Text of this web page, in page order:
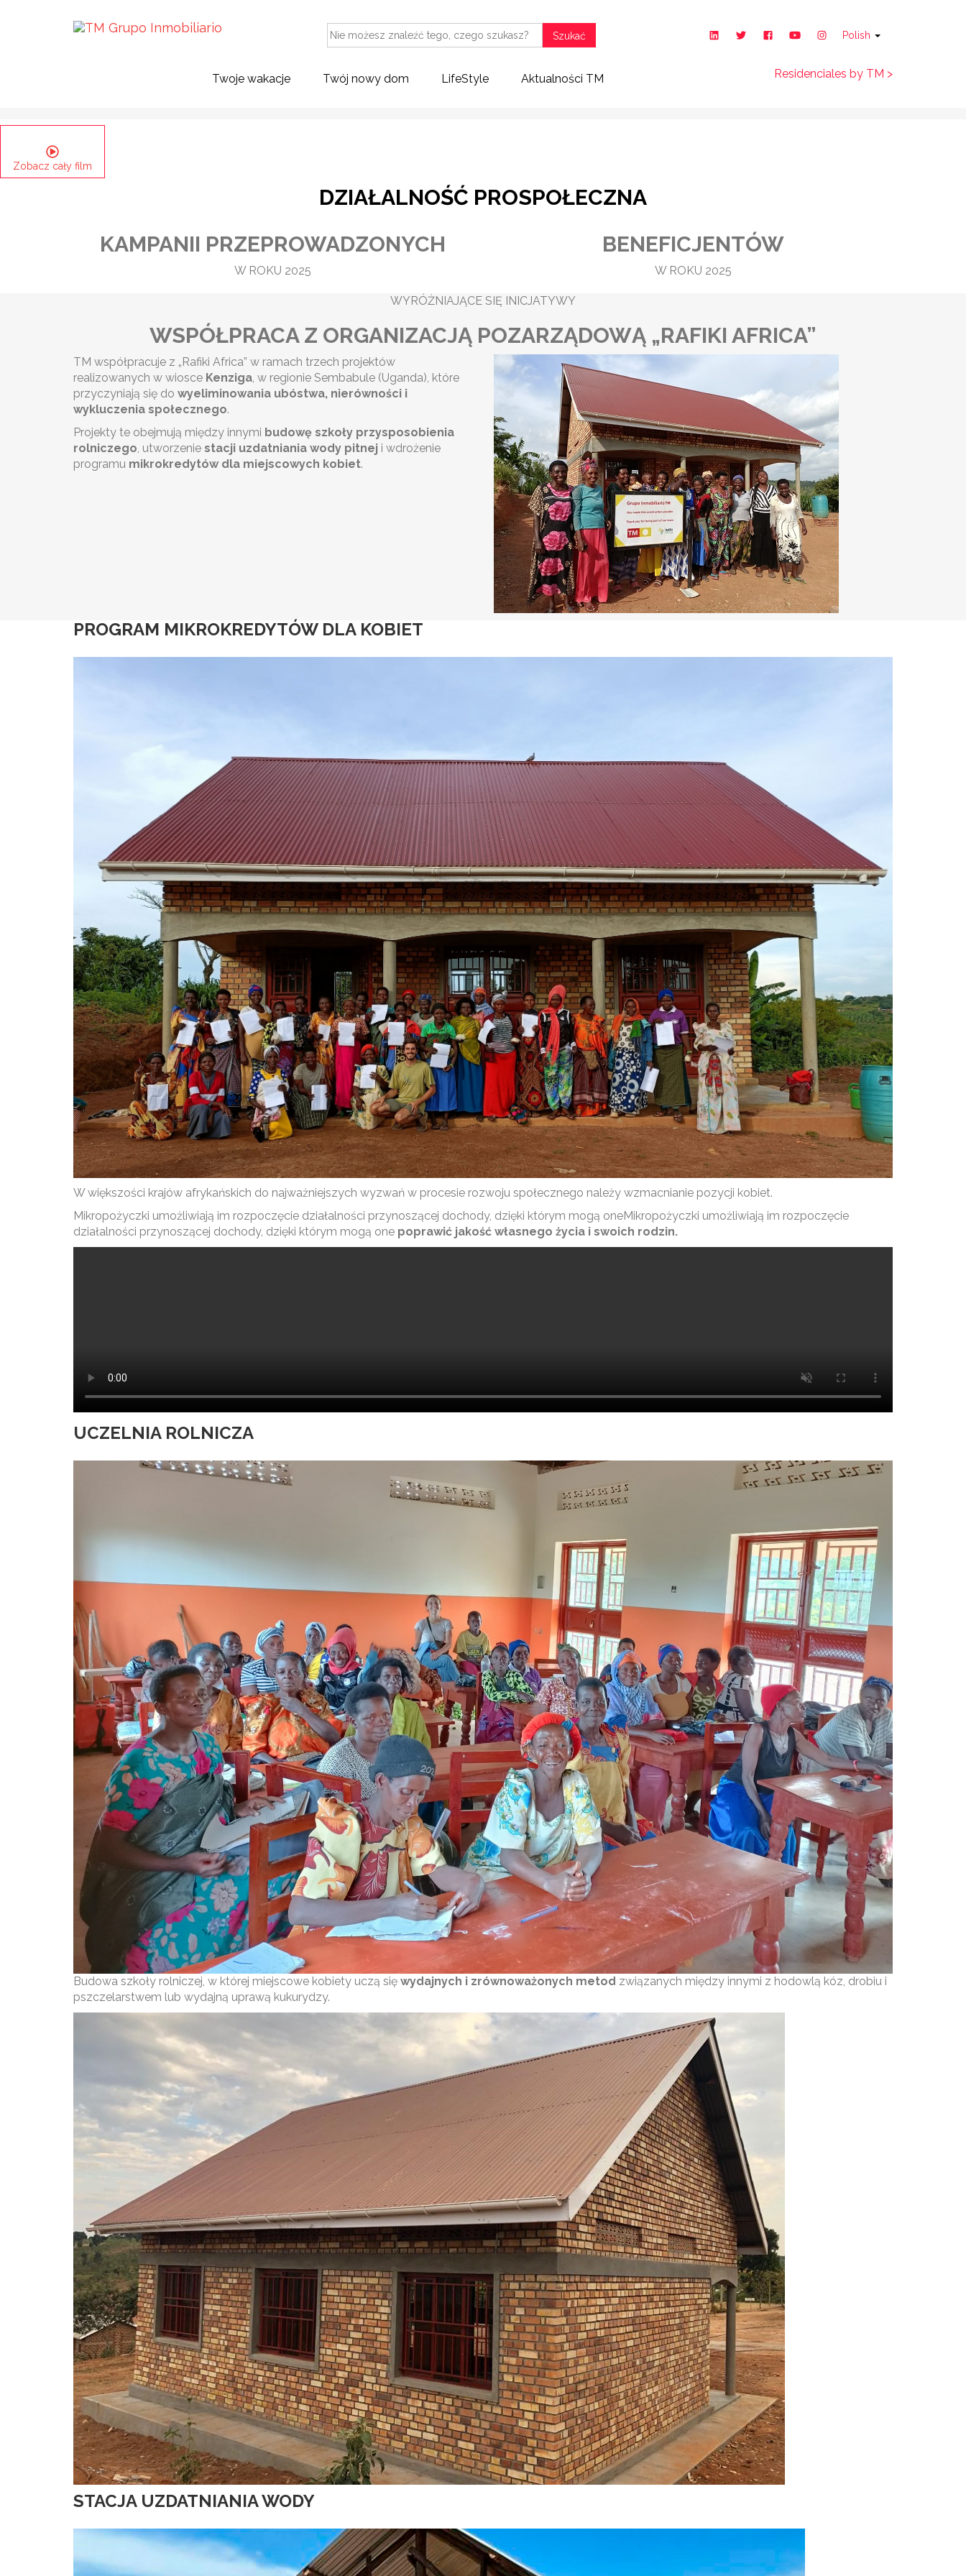
Szukać Polish
Twoje wakacje Twój nowy dom LifeStyle Aktualności TM Residenciales by TM >
Acción Social
korporacyjnej
korporacyjny
prospołeczna
naturalne
Zobacz cały film
DZIAŁALNOŚĆ PROSPOŁECZNA
KAMPANII PRZEPROWADZONYCH
W ROKU 2025
BENEFICJENTÓW
W ROKU 2025
WYRÓŻNIAJĄCE SIĘ INICJATYWY
WSPÓŁPRACA Z ORGANIZACJĄ POZARZĄDOWĄ „RAFIKI AFRICA”
TM współpracuje z „Rafiki Africa” w ramach trzech projektów
realizowanych w wiosce Kenziga, w regionie Sembabule (Uganda), które
przyczyniają się do wyeliminowania ubóstwa, nierówności i
wykluczenia społecznego.
Projekty te obejmują między innymi budowę szkoły przysposobienia
rolniczego, utworzenie stacji uzdatniania wody pitnej i wdrożenie
programu mikrokredytów dla miejscowych kobiet.
PROGRAM MIKROKREDYTÓW DLA KOBIET
W większości krajów afrykańskich do najważniejszych wyzwań w procesie rozwoju społecznego należy wzmacnianie pozycji kobiet.
Mikropożyczki umożliwiają im rozpoczęcie działalności przynoszącej dochody, dzięki którym mogą oneMikropożyczki umożliwiają im rozpoczęcie
działalności przynoszącej dochody, dzięki którym mogą one poprawić jakość własnego życia i swoich rodzin.
UCZELNIA ROLNICZA
Budowa szkoły rolniczej, w której miejscowe kobiety uczą się wydajnych i zrównoważonych metod związanych między innymi z hodowlą kóz, drobiu i
pszczelarstwem lub wydajną uprawą kukurydzy.
STACJA UZDATNIANIA WODY